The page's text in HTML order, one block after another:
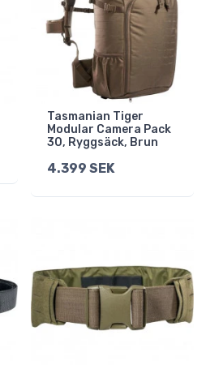
Tasmanian Tiger
Modular Camera Pack
30, Ryggsäck, Brun
4.399 SEK